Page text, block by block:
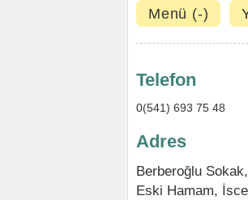
Menü (-)
Telefon
0(541) 693 75 48
Adres
Berberoğlu
Eski Hamam,